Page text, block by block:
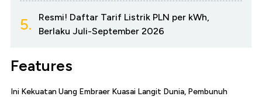
5.
Resmi! Daftar Tarif Listrik PLN per kWh,
Berlaku Juli-September 2026
Features
Ini Kekuatan Uang Embraer Kuasai Langit Dunia, Pembunuh